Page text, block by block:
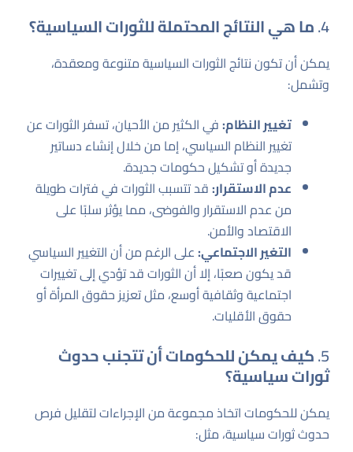
4. ما هي النتائج المحتملة للثورات السياسية؟
يمكن أن تكون نتائج الثورات السياسية متنوعة ومعقدة،
وتشمل:
تغيير النظام:في الكثير من الأحيان، تسفر الثورات عن
تغيير النظام السياسي، إما من خلال إنشاء دساتير
جديدة أو تشكيل حكومات جديدة.
عدم الاستقرار:قد تتسبب الثورات في فترات طويلة
من عدم الاستقرار والفوضى، مما يؤثر سلبًا على
الاقتصاد والأمن.
التغير الاجتماعي:على الرغم من أن التغيير السياسي
قد يكون صعبًا، إلا أن الثورات قد تؤدي إلى تغييرات
اجتماعية وثقافية أوسع، مثل تعزيز حقوق المرأة أو
حقوق الأقليات.
5. كيف يمكن للحكومات أن تتجنب حدوث
ثورات سياسية؟
يمكن للحكومات اتخاذ مجموعة من الإجراءات لتقليل فرص
حدوث ثورات سياسية، مثل: